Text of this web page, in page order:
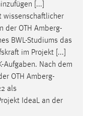
[...]
wissenschaftlicher
der OTH Amberg-
BWL-Studiums das
im Projekt [...]
Aufgaben. Nach dem
OTH Amberg-
als
IdeaL an der
anzuzeigen.
über Websites